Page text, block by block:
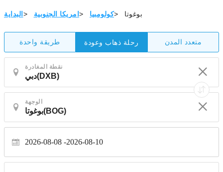
البداية > امريكا الجنوبية > كولومبيا> بوغوتا
طريقة واحدة رحلة ذهاب وعودة متعدد المدن
نقطة المغادرة
الوجهة
2026-08-08 2026-08-10